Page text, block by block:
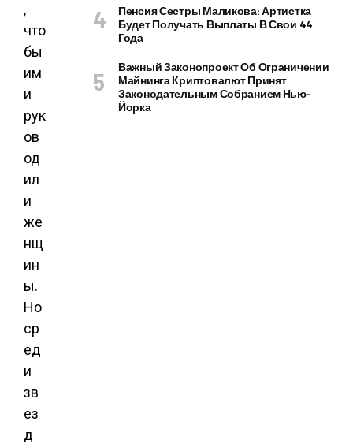
,
что
бы
им
и
рук
ов
од
ил
и
же
нщ
ин
ы.
Но
ср
ед
и
зв
ез
д
Пенсия Сестры Маликова: Артистка
Будет Получать Выплаты В Свои 44
Года
Важный Законопроект Об Ограничении
Майнинга Криптовалют Принят
Законодательным Собранием Нью-
Йорка